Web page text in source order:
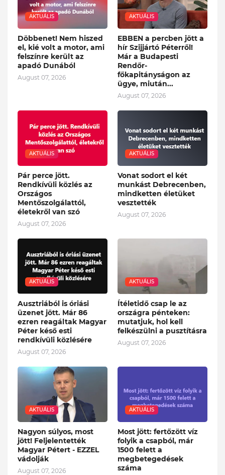
AKTUÁLIS
Döbbenet! Nem hiszed
el, kié volt a motor, ami
felszínre került az
apadó Dunából
August 07, 2026
AKTUÁLIS
EBBEN a percben jött a
hír Szijjártó Péterről!
Már a Budapesti
Rendőr-
főkapitányságon az
ügye, miután...
August 07, 2026
AKTUÁLIS
Pár perce jött.
Rendkívüli közlés az
Országos
Mentőszolgálattól,
életekről van szó
August 07, 2026
AKTUÁLIS
Vonat sodort el két
munkást Debrecenben,
mindketten életüket
vesztették
August 07, 2026
AKTUÁLIS
Ausztriából is óriási
üzenet jött. Már 86
ezren reagáltak Magyar
Péter késő esti
rendkívüli közlésére
August 07, 2026
AKTUÁLIS
Ítéletidő csap le az
országra pénteken:
mutatjuk, hol kell
felkészülni a pusztításra
August 07, 2026
AKTUÁLIS
Nagyon súlyos, most
jött! Feljelentették
Magyar Pétert - EZZEL
vádolják
August 07, 2026
AKTUÁLIS
Most jött: fertőzött víz
folyik a csapból, már
1500 felett a
megbetegedések
száma